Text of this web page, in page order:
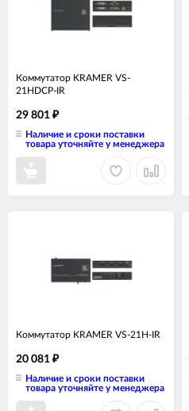
Коммутатор KRAMER VS-
21HDCP-IR
29 801 ₽
Наличие и сроки поставки
товара уточняйте у менеджера
Коммутатор KRAMER VS-21H-IR
20 081 ₽
Наличие и сроки поставки
товара уточняйте у менеджера